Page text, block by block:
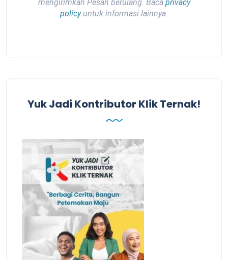
mengirimkan Pesan berulang. Baca privacy
policyuntuk informasi lainnya.
Yuk Jadi Kontributor Klik Ternak!